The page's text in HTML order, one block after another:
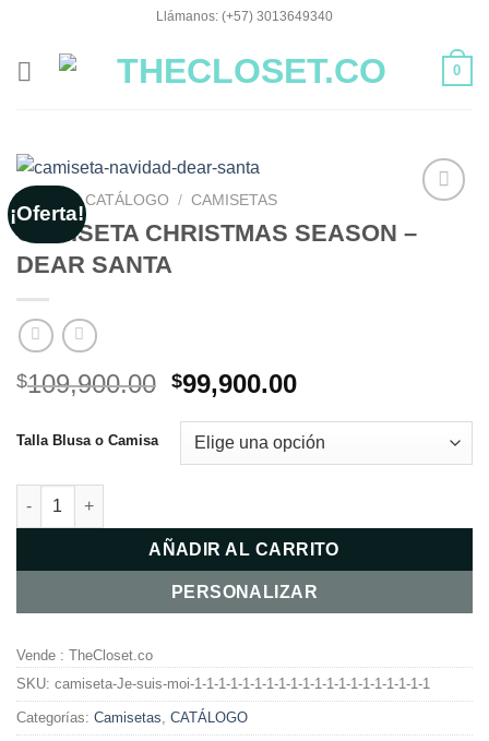
contenido
Llámanos: (+57) 3013649340
0
¡Oferta!
CATÁLOGO / CAMISETAS
CAMISETA CHRISTMAS SEASON –
DEAR SANTA
$109,900.00 El
original
era:
$99,900.00El
actual
es:
Talla Blusa o Camisa
CAMISETA CHRISTMAS SEASON - DEAR SANTA cantidad
AÑADIR AL CARRITO
PERSONALIZAR
Vende : TheCloset.co
SKU: camiseta-Je-suis-moi-1-1-1-1-1-1-1-1-1-1-1-1-1-1-1-1-1-1-1-1
Categorías: Camisetas CATÁLOGO